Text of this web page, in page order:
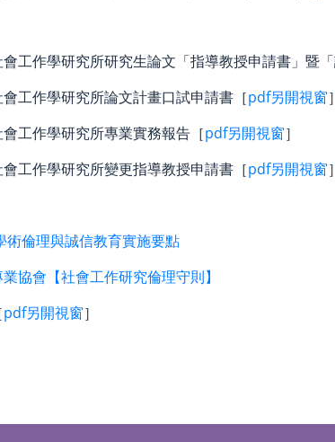
工作學研究所研究生論文「指導教授申請書」暨
工作學研究所論文計畫口試申請書［pdf另開視窗］
工作學研究所專業實務報告［pdf另開視窗］
工作學研究所變更指導教授申請書［pdf另開視窗］
術倫理與誠信教育實施要點
協會【社會工作研究倫理守則】
pdf另開視窗］